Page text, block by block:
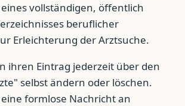
vollständigen, öffentlich
beruflicher
Erleichterung der Arztsuche.
ihren Eintrag jederzeit über den
selbst ändern oder löschen.
formlose Nachricht an